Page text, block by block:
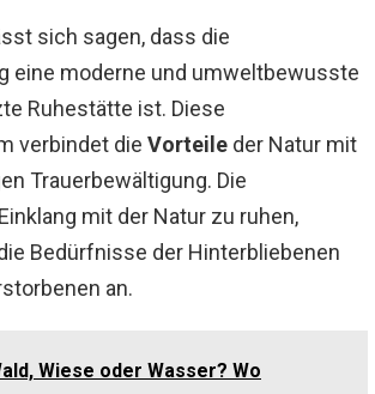
sich sagen, dass die
eine moderne und umweltbewusste
Ruhestätte ist. Diese
verbindet die Vorteile der Natur mit
Trauerbewältigung. Die
mit der Natur zu ruhen,
Bedürfnisse der Hinterbliebenen
an.
Wiese oder Wasser? Wo